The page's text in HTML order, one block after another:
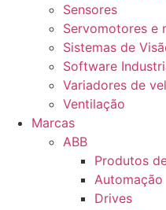
Sensores
Servomotores e
Sistemas de
Software
Variadores de
Ventilação
Marcas
ABB
Produtos
Automação
Drives